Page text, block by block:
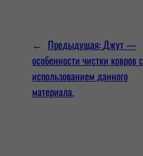
← Предыдущая:Джут —
особенности чистки ковров с
использованием данного
материала.